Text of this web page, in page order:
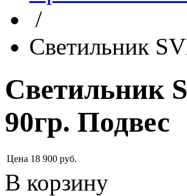
/
Светильник
Светильник
90гр. Подвес
Цена 18 900 руб.
В корзину